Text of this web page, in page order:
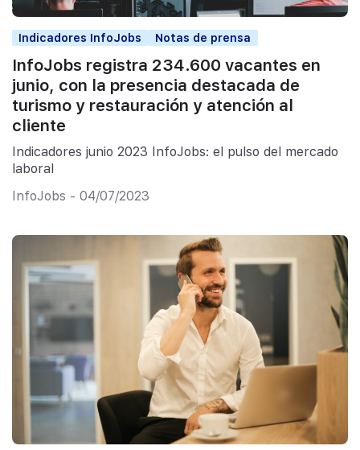
Indicadores InfoJobs Notas de prensa
InfoJobs registra 234.600 vacantes en
junio, con la presencia destacada de
turismo y restauración y atención al
cliente
Indicadores junio 2023 InfoJobs: el pulso del mercado
laboral
InfoJobs - 04/07/2023